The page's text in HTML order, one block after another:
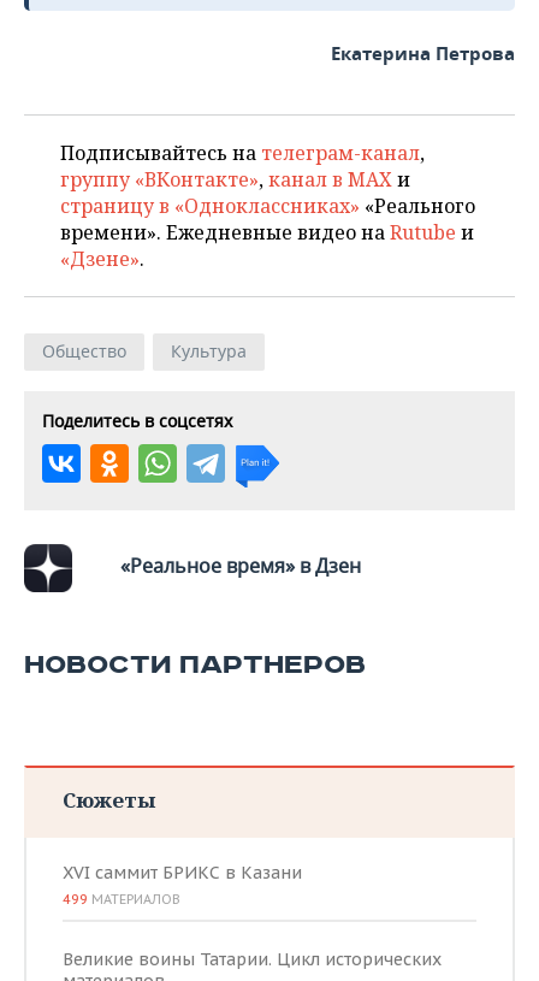
Екатерина Петрова
Подписывайтесь на телеграм-канал,
группу «ВКонтакте»,канал в MAXи
страницу в «Одноклассниках» «Реального
времени». Ежедневные видео наRutube и
«Дзене».
Общество Культура
Поделитесь в соцсетях
«Реальное время» в Дзен
НОВОСТИ ПАРТНЕРОВ
Сюжеты
XVI саммит БРИКС в Казани
499 МАТЕРИАЛОВ
Великие воины Татарии. Цикл исторических